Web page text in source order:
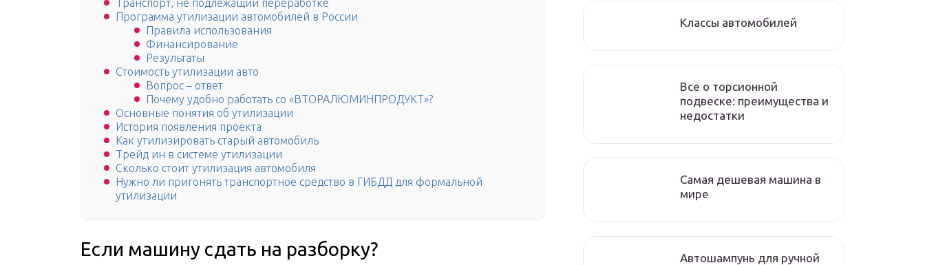
Транспорт, не подлежащий переработке
Программа утилизации автомобилей в России
Правила использования
Финансирование
Результаты
Стоимость утилизации авто
Вопрос – ответ
Почему удобно работать со «ВТОРАЛЮМИНПРОДУКТ»?
Основные понятия об утилизации
История появления проекта
Как утилизировать старый автомобиль
Трейд ин в системе утилизации
Сколько стоит утилизация автомобиля
Нужно ли пригонять транспортное средство в ГИБДД для формальной
утилизации
Если машину сдать на разборку?
Классы автомобилей
Все о торсионной
подвеске: преимущества и
недостатки
Самая дешевая машина в
мире
Автошампунь для ручной